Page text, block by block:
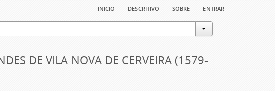
início descritivo sobre entrar
DE VILA NOVA DE CERVEIRA (1579-